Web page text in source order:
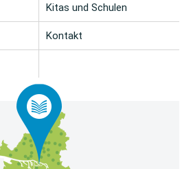
Kitas und Schulen
Kontakt